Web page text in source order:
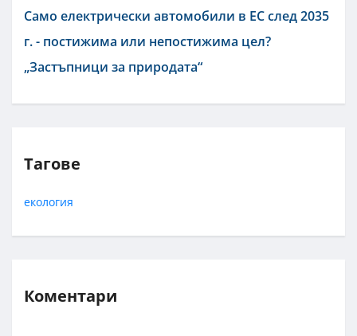
Само електрически автомобили в ЕС след 2035
г. - постижима или непостижима цел?
„Застъпници за природата“
Тагове
екология
Коментари